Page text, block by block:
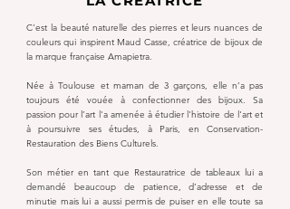
C'est la beauté naturelle des pierres et leurs nuances de
couleurs qui inspirent Maud Casse, créatrice de bijoux de
la marque française Amapietra.
Née à Toulouse et maman de 3 garçons, elle n’a pas
toujours été vouée à confectionner des bijoux. Sa
passion pour l’art l'a amenée à étudier l'histoire de l'art et
à poursuivre ses études, à Paris, en Conservation-
Restauration des Biens Culturels.
Son métier en tant que Restauratrice de tableaux lui a
demandé beaucoup de patience, d’adresse et de
minutie mais lui a aussi permis de puiser en elle toute sa